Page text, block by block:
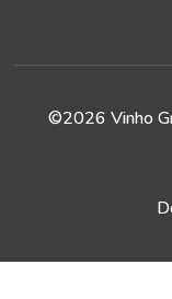
©2026 Vinho